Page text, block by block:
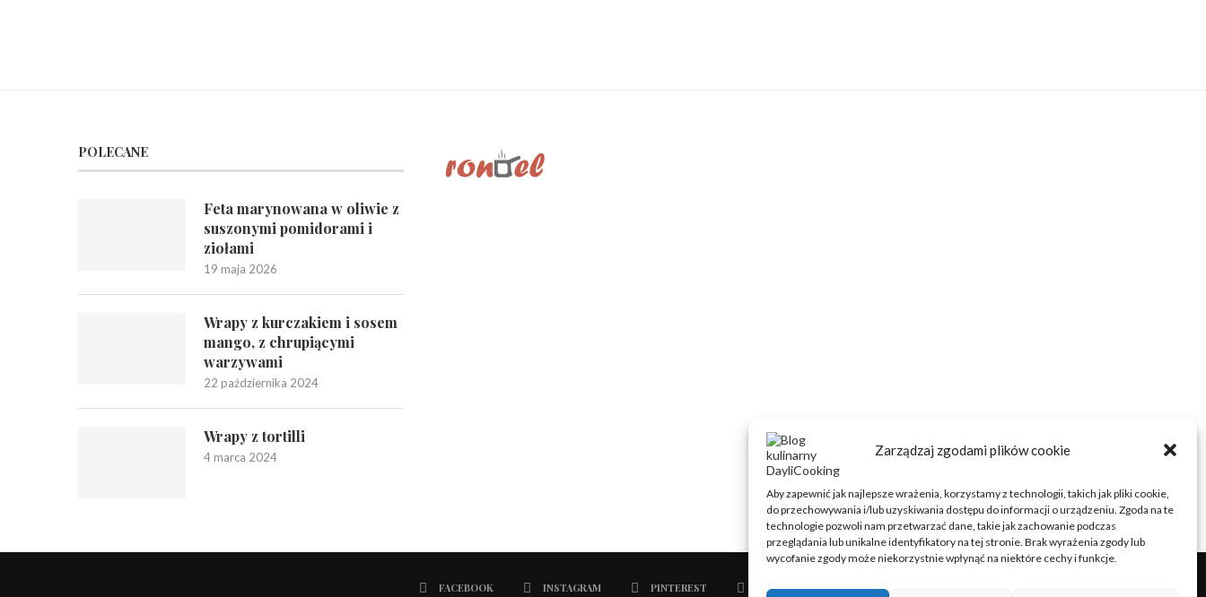
Zarządzaj zgodami plików cookie
Aby zapewnić jak najlepsze wrażenia, korzystamy z technologii, takich jak pliki cookie,
do przechowywania i/lub uzyskiwania dostępu do informacji o urządzeniu. Zgoda na te
technologie pozwoli nam przetwarzać dane, takie jak zachowanie podczas
przeglądania lub unikalne identyfikatory na tej stronie. Brak wyrażenia zgody lub
wycofanie zgody może niekorzystnie wpłynąć na niektóre cechy i funkcje.
POLECANE
Feta marynowana w oliwie z
suszonymi pomidorami i
ziołami
19 maja 2026
Wrapy z kurczakiem i sosem
mango, z chrupiącymi
warzywami
22 października 2024
Wrapy z tortilli
4 marca 2024
FACEBOOK INSTAGRAM PINTEREST EMAIL